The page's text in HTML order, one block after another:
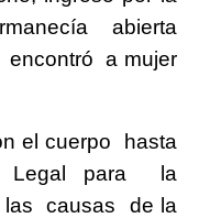
abierta
a mujer
el cuerpo hasta
Legal para la
las causas de la